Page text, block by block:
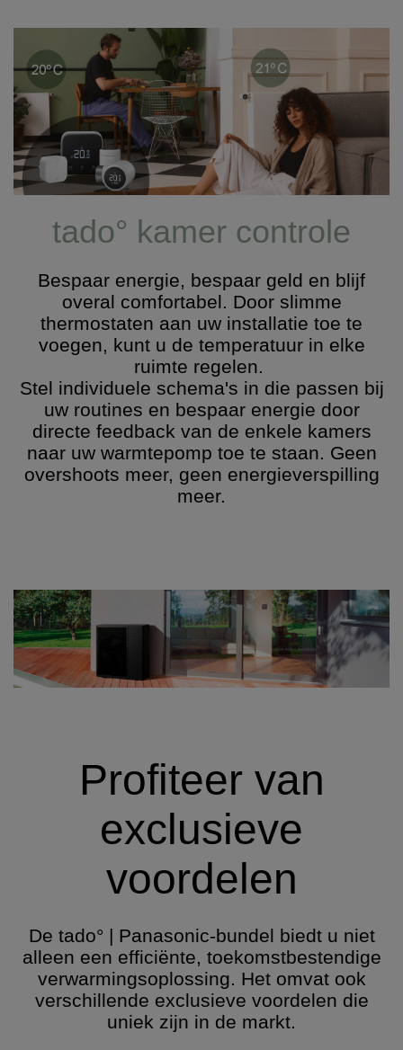
tado° kamer controle
Bespaar energie, bespaar geld en blijf
overal comfortabel. Door slimme
thermostaten aan uw installatie toe te
voegen, kunt u de temperatuur in elke
ruimte regelen.
Stel individuele schema's in die passen bij
uw routines en bespaar energie door
directe feedback van de enkele kamers
naar uw warmtepomp toe te staan. Geen
overshoots meer, geen energieverspilling
meer.
Profiteer van
exclusieve
voordelen
De tado° | Panasonic-bundel biedt u niet
alleen een efficiënte, toekomstbestendige
verwarmingsoplossing. Het omvat ook
verschillende exclusieve voordelen die
uniek zijn in de markt.